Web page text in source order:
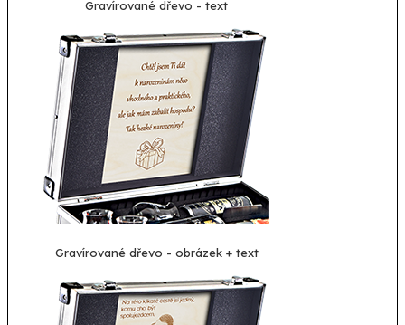
Gravírované dřevo - text
Gravírované dřevo - obrázek + text